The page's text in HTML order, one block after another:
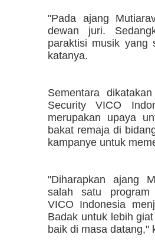
"Pada ajang
dewan juri.
paraktisi musik yang
katanya.
Sementara
Security VICO
merupakan upaya
bakat remaja di
kampanye untuk
"Diharapkan ajang
salah satu
VICO Indonesia
Badak untuk lebih
baik di masa datang,"